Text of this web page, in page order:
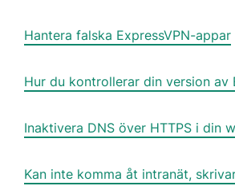
Hantera falska ExpressVPN-appar
Hur du kontrollerar din version av
Inaktivera DNS över HTTPS i din
Kan inte komma åt intranät,